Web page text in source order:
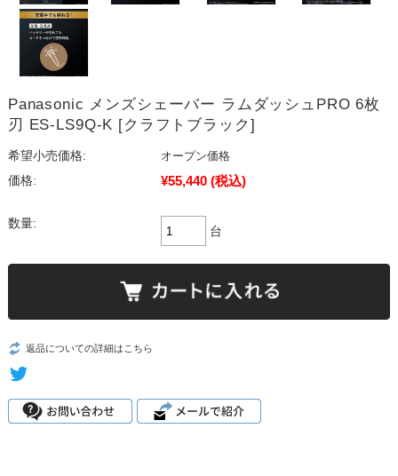
Panasonic メンズシェーバー ラムダッシュPRO 6枚
刃 ES-LS9Q-K [クラフトブラック]
希望小売価格:
オープン価格
価格:
¥55,440 (税込)
数量:
台
返品についての詳細はこちら